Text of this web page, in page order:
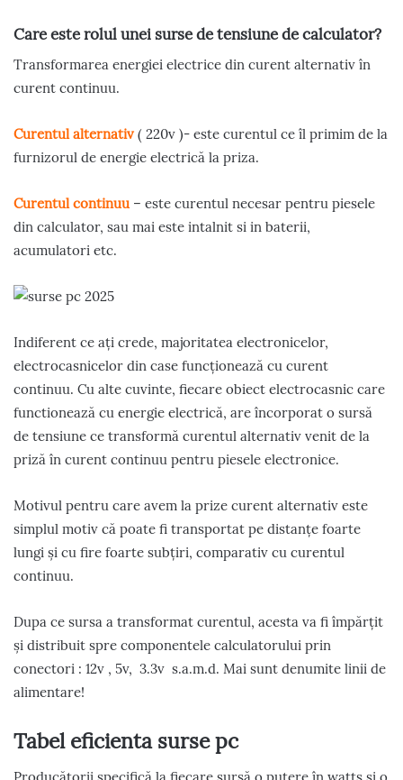
Care este rolul unei surse de tensiune de calculator?
Transformarea energiei electrice din curent alternativ în
curent continuu.
Curentul alternativ ( 220v )- este curentul ce îl primim de la
furnizorul de energie electrică la priza.
Curentul continuu – este curentul necesar pentru piesele
din calculator, sau mai este intalnit si in baterii,
acumulatori etc.
Indiferent ce ați crede, majoritatea electronicelor,
electrocasnicelor din case funcționează cu curent
continuu. Cu alte cuvinte, fiecare obiect electrocasnic care
functionează cu energie electrică, are încorporat o sursă
de tensiune ce transformă curentul alternativ venit de la
priză în curent continuu pentru piesele electronice.
Motivul pentru care avem la prize curent alternativ este
simplul motiv că poate fi transportat pe distanțe foarte
lungi și cu fire foarte subțiri, comparativ cu curentul
continuu.
Dupa ce sursa a transformat curentul, acesta va fi împărțit
și distribuit spre componentele calculatorului prin
conectori : 12v , 5v, 3.3v s.a.m.d. Mai sunt denumite linii de
alimentare!
Tabel eficienta surse pc